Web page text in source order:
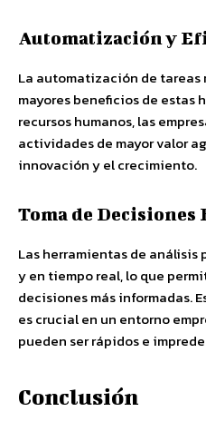
Automatización y
La automatización de
mayores beneficios de estas
recursos humanos, las
actividades de mayor valor
innovación y el crecimiento.
Toma de Decisiones
Las herramientas de
y en tiempo real, lo que
decisiones más informadas.
es crucial en un entorno
pueden ser rápidos e
Conclusión